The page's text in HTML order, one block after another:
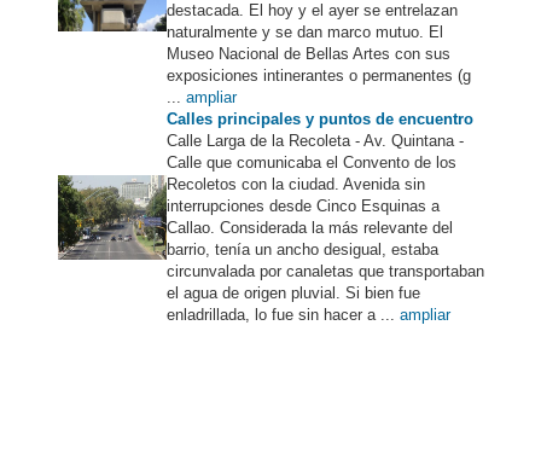
destacada. El hoy y el ayer se entrelazan
naturalmente y se dan marco mutuo. El
Museo Nacional de Bellas Artes con sus
exposiciones intinerantes o permanentes (g
... ampliar
Calles principales y puntos de encuentro
Calle Larga de la Recoleta - Av. Quintana -
Calle que comunicaba el Convento de los
Recoletos con la ciudad. Avenida sin
interrupciones desde Cinco Esquinas a
Callao. Considerada la más relevante del
barrio, tenía un ancho desigual, estaba
circunvalada por canaletas que transportaban
el agua de origen pluvial. Si bien fue
enladrillada, lo fue sin hacer a ... ampliar